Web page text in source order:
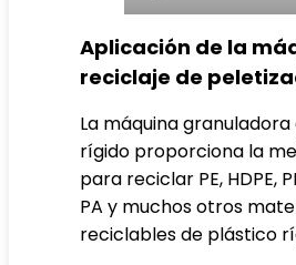
Aplicación de la
reciclaje de
La máquina
rígido proporciona la
para reciclar PE, HDPE,
PA y muchos otros
reciclables de plástico